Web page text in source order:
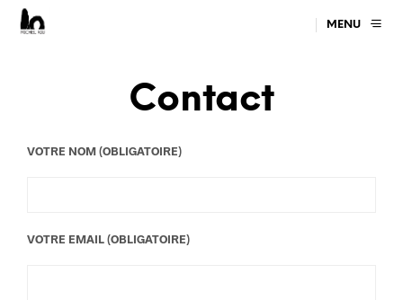
MENU
Contact
VOTRE NOM (OBLIGATOIRE)
VOTRE EMAIL (OBLIGATOIRE)